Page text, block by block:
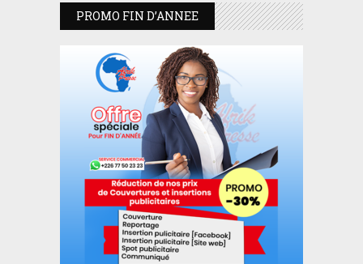
PROMO FIN D’ANNEE